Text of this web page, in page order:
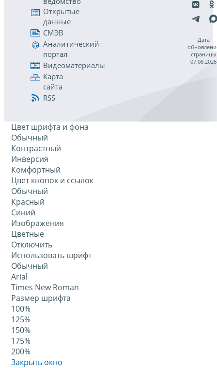
Открытые
данные
СМЭВ
Аналитический
портал
Видеоматериалы
Карта
сайта
RSS
Дата
страницы
07.08.2026
Цвет шрифта и фона
Обычный
Контрастный
Инверсия
Комфортный
Цвет кнопок и ссылок
Обычный
Красный
Синий
Изображения
Цветные
Отключить
Использовать шрифт
Обычный
Arial
Times New Roman
Размер шрифта
100%
125%
150%
175%
200%
Закрыть окно